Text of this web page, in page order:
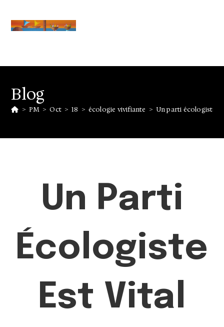
Blog
> PM > Oct > 18 > écologie vivifiante > Un parti écologiste
Un Parti
Écologiste
Est Vital